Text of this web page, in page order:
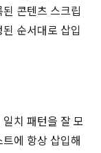
콘텐츠 스크립
순서대로 삽입
치 패턴을 잘 모
에 항상 삽입해